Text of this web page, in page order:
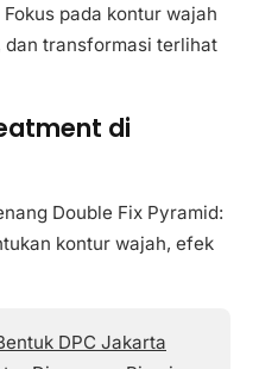
pada kontur wajah
dan transformasi terlihat
di
Double Fix Pyramid:
kontur wajah, efek
DPC Jakarta